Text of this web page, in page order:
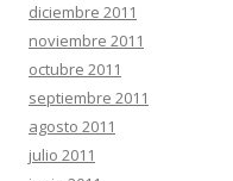
diciembre 2011
noviembre 2011
octubre 2011
septiembre 2011
agosto 2011
julio 2011